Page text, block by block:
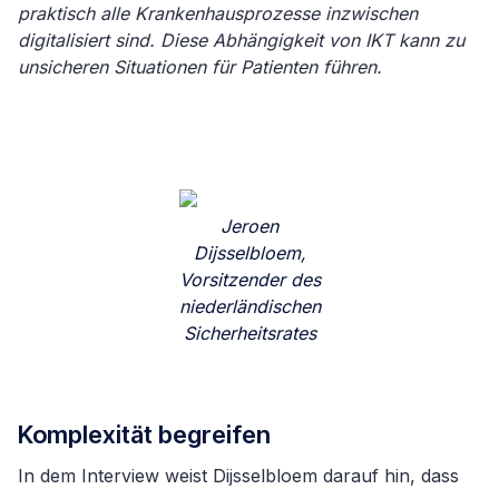
praktisch alle Krankenhausprozesse inzwischen
digitalisiert sind. Diese Abhängigkeit von IKT kann zu
unsicheren Situationen für Patienten führen.
Jeroen
Dijsselbloem,
Vorsitzender des
niederländischen
Sicherheitsrates
Komplexität begreifen
In dem Interview weist Dijsselbloem darauf hin, dass